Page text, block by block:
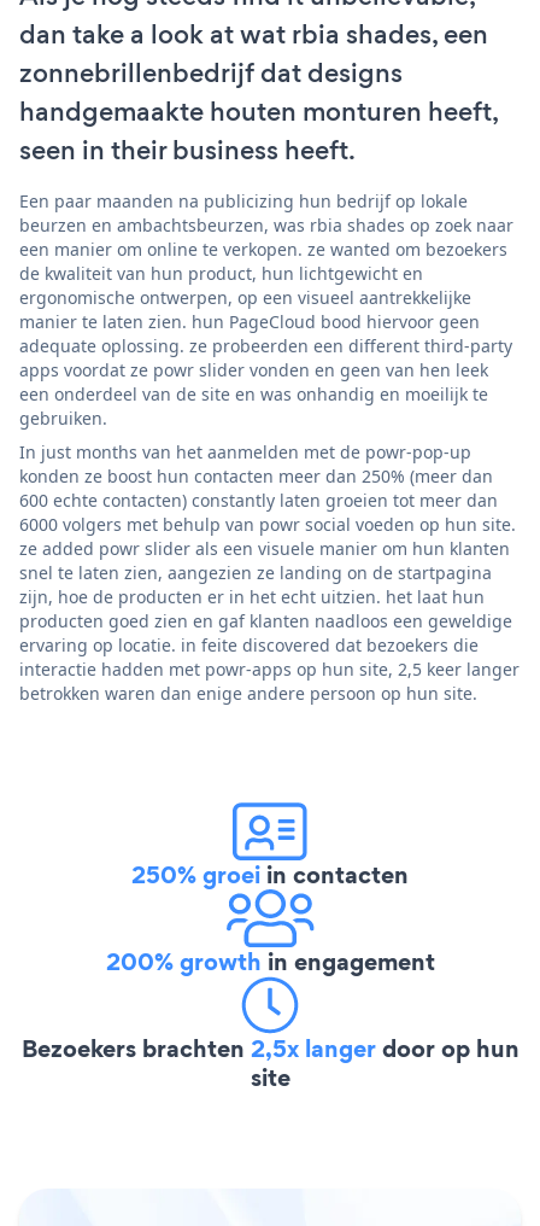
dan take a look at wat rbia shades, een
zonnebrillenbedrijf dat designs
handgemaakte houten monturen heeft,
seen in their business heeft.
Een paar maanden na publicizing hun bedrijf op lokale
beurzen en ambachtsbeurzen, was rbia shades op zoek naar
een manier om online te verkopen. ze wanted om bezoekers
de kwaliteit van hun product, hun lichtgewicht en
ergonomische ontwerpen, op een visueel aantrekkelijke
manier te laten zien. hun PageCloud bood hiervoor geen
adequate oplossing. ze probeerden een different third-party
apps voordat ze powr slider vonden en geen van hen leek
een onderdeel van de site en was onhandig en moeilijk te
gebruiken.
In just months van het aanmelden met de powr-pop-up
konden ze boost hun contacten meer dan 250% (meer dan
600 echte contacten) constantly laten groeien tot meer dan
6000 volgers met behulp van powr social voeden op hun site.
ze added powr slider als een visuele manier om hun klanten
snel te laten zien, aangezien ze landing on de startpagina
zijn, hoe de producten er in het echt uitzien. het laat hun
producten goed zien en gaf klanten naadloos een geweldige
ervaring op locatie. in feite discovered dat bezoekers die
interactie hadden met powr-apps op hun site, 2,5 keer langer
betrokken waren dan enige andere persoon op hun site.
250% groei in contacten
200% growth in engagement
Bezoekers brachten 2,5x langerdoor op hun
site